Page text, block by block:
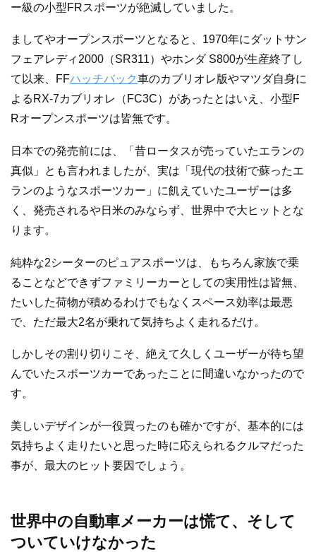
ー級の小型FRスポーツが絶滅していました。
ましてやオープンスポーツとなると、1970年にダットサン
フェアレディ2000（SR311）やホンダ S800が生産終了し
て以来、FFハッチバック車のカブリオレ版やマツダ自身に
よるRX-7カブリオレ（FC3C）があったとはいえ、小型F
Rオープンスポーツは皆無です。
日本での発売前には、「昔ロータスが売っていたエランの
真似」とも言われましたが、実は「現代の技術で蘇ったエ
ランのようなスポーツカー」に飢えていたユーザーは多
く、発売されるや日米のみならず、世界中で大ヒットとな
ります。
純粋な2シーターのピュアスポーツは、もちろん家族で乗
ることなどできずファミリーカーとしての実用性は皆無、
たいした荷物が積めるわけでもなくスペース効率は最悪
で、ただ最大2名が乗れて気持ちよく走れるだけ。
しかしその割り切りこそ、絶えて久しくユーザーが待ち望
んでいたスポーツカーであったことに間違いなかったので
す。
美しいデザインが一役買ったのも確かですが、基本的には
気持ちよく走りたいと思った時に応えられるクルマだった
事が、最大のヒット要因でしょう。
世界中の自動車メーカーは慌て、そして
ついていけなかった